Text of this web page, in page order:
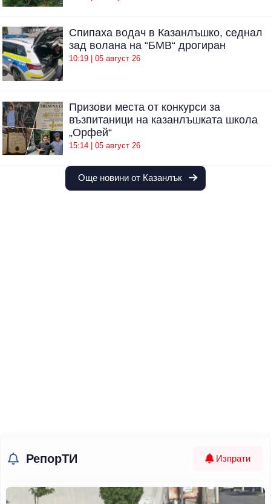
Спипаха водач в Казанлъшко, седнал
зад волана на “БМВ“ дрогиран
10:19 | 05 август 26
Призови места от конкурси за
възпитаници на казанлъшката школа
„Орфей“
15:14 | 05 август 26
Още новини от Казанлък
РепорТИ Изпрати